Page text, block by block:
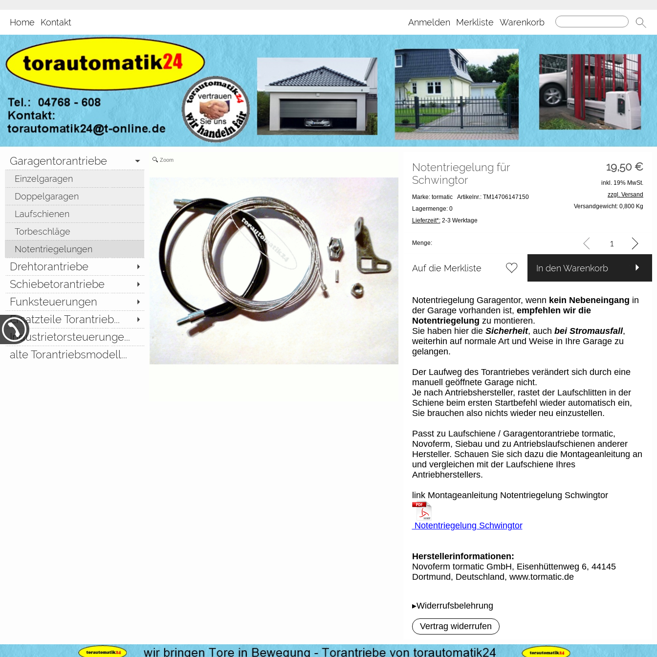
Home Kontakt Anmelden Merkliste Warenkorb
Garagentorantriebe
Einzelgaragen
Doppelgaragen
Laufschienen
Torbeschläge
Notentriegelungen
Drehtorantriebe
Schiebetorantriebe
Funksteuerungen
Ersatzteile Torantrieb...
Industrietorsteuerunge...
alte Torantriebsmodell...
Zoom
19,50 €
Notentriegelung für
Schwingtor
Marke: tormatic Artikelnr.: TM14706147150
Lagermenge: 0
Lieferzeit*:2-3 Werktage
inkl. 19% MwSt.
zzgl. Versand
Versandgewicht: 0,800 Kg
Menge:
Auf die Merkliste In den Warenkorb
Notentriegelung Garagentor, wenn kein Nebeneingang in
der Garage vorhanden ist, empfehlen wir die
Notentriegelung zu montieren.
Sie haben hier die Sicherheit, auch bei Stromausfall,
weiterhin auf normale Art und Weise in Ihre Garage zu
gelangen.
Der Laufweg des Torantriebes verändert sich durch eine
manuell geöffnete Garage nicht.
Je nach Antriebshersteller, rastet der Laufschlitten in der
Schiene beim ersten Startbefehl wieder automatisch ein,
Sie brauchen also nichts wieder neu einzustellen.
Passt zu Laufschiene / Garagentorantriebe tormatic,
Novoferm, Siebau und zu Antriebslaufschienen anderer
Hersteller. Schauen Sie sich dazu die Montageanleitung an
und vergleichen mit der Laufschiene Ihres
Antriebherstellers.
link Montageanleitung Notentriegelung Schwingtor
Notentriegelung Schwingtor
Herstellerinformationen:
Novoferm tormatic GmbH, Eisenhüttenweg 6, 44145
Dortmund, Deutschland, www.tormatic.de
▸Widerrufsbelehrung
Vertrag widerrufen